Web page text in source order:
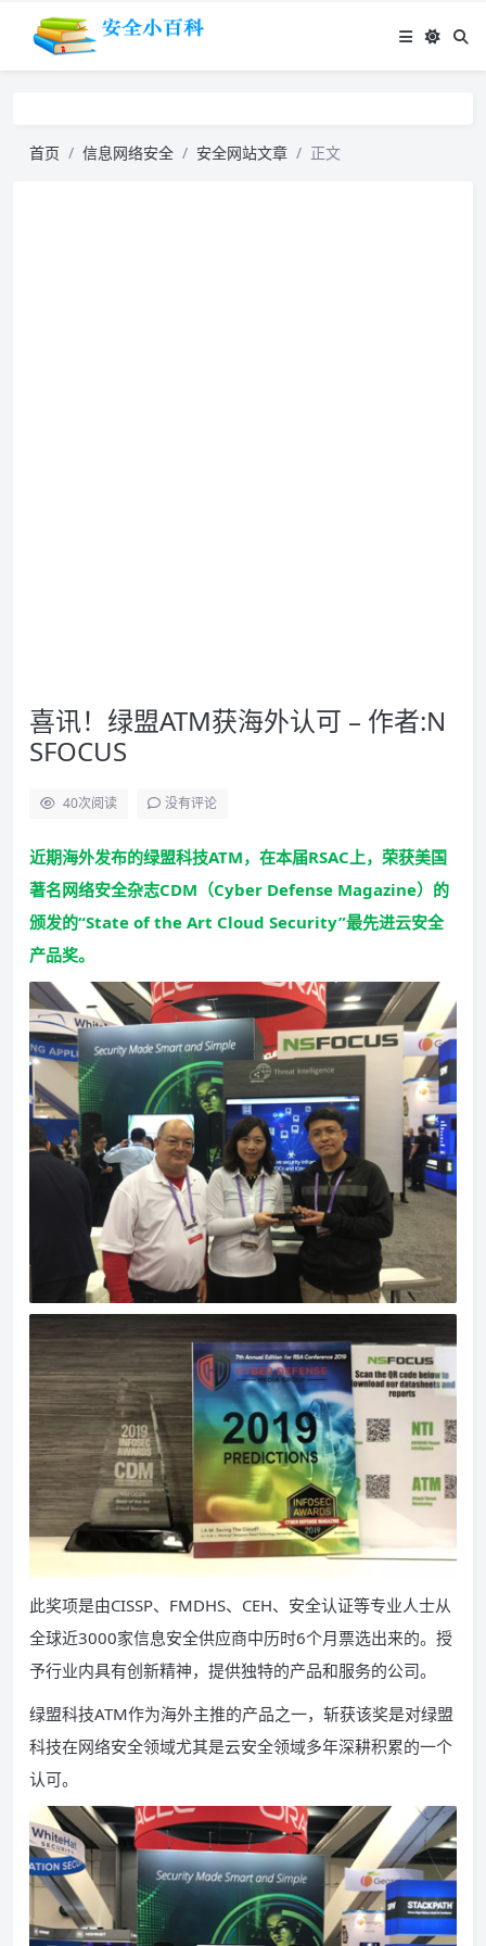
首页 信息网络安全 安全网站文章 正文
喜讯！绿盟ATM获海外认可 – 作者:N
SFOCUS
40次阅读 没有评论
近期海外发布的绿盟科技ATM，在本届RSAC上，荣获美国
著名网络安全杂志CDM（Cyber Defense Magazine）的
颁发的“State of the Art Cloud Security”最先进云安全
产品奖。
此奖项是由CISSP、FMDHS、CEH、安全认证等专业人士从
全球近3000家信息安全供应商中历时6个月票选出来的。授
予行业内具有创新精神，提供独特的产品和服务的公司。
绿盟科技ATM作为海外主推的产品之一，斩获该奖是对绿盟
科技在网络安全领域尤其是云安全领域多年深耕积累的一个
认可。